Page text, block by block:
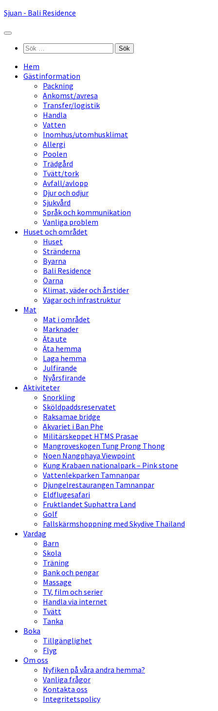
Hoppa
innehåll
Sjuan - Bali Residence
Sök
Hem
Gästinformation
Packning
Ankomst/avresa
Transfer/logistik
Handla
Vatten
Inomhus/utomhusklimat
Allergi
Poolen
Trädgård
Tvätt/tork
Avfall/avlopp
Djur och odjur
Sjukvård
Språk och kommunikation
Vanliga problem
Huset och området
Huset
Stränderna
Byarna
Bali Residence
Öarna
Klimat, väder och årstider
Vägar och infrastruktur
Mat
Mat i området
Marknader
Äta ute
Äta hemma
Laga hemma
Julfirande
Nyårsfirande
Aktiviteter
Snorkling
Sköldpaddsreservatet
Raksamae bridge
Akvariet i Ban Phe
Militärskeppet HTMS Prasae
Mangroveskogen Tung Prong Thong
Noen Nangphaya Viewpoint
Kung Krabaen nationalpark – Pink stone
Vattenlekparken Tamnanpar
Djungelrestaurangen Tamnanpar
Eldflugesafari
Fruktlandet Suphattra Land
Golf
Fallskärmshoppning med Skydive Thailand
Vardag
Barn
Skola
Träning
Bank och pengar
Massage
TV, film och serier
Handla via internet
Tvätt
Tanka
Boka
Tillgänglighet
Flyg
Om oss
Nyfiken på våra andra hemma?
Vanliga frågor
Kontakta oss
Integritetspolicy